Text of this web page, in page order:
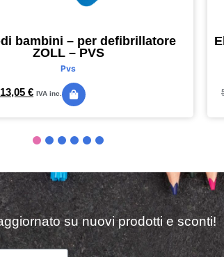
bambini – per defibrillatore
ZOLL – PVS
Pvs
€ IVA inc.
su nuovi prodotti e sconti!